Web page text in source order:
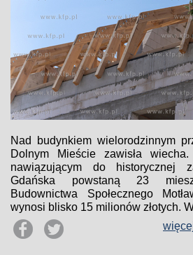
Nad budynkiem wielorodzinnym
Dolnym Mieście zawisła
nawiązującym do historycznej
Gdańska powstaną 23
Budownictwa Społecznego
wynosi blisko 15 milionów złotych.